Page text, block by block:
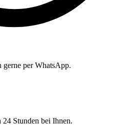
gerne per WhatsApp.
Stunden bei Ihnen.